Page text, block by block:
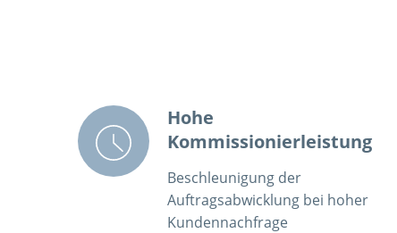
Hohe
Kommissionierleistung
Beschleunigung der
Auftragsabwicklung bei hoher
Kundennachfrage